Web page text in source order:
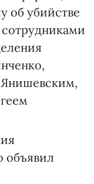
об убийстве
объявил